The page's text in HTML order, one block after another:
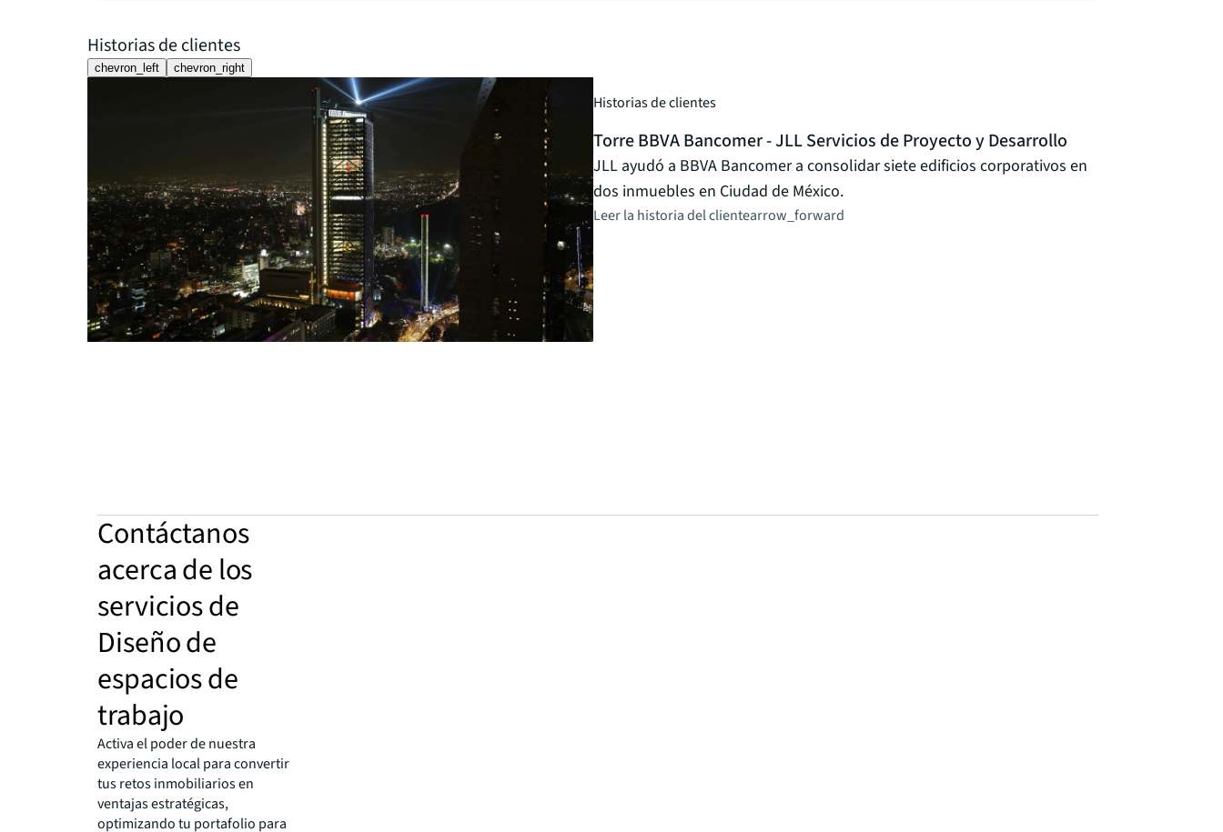
Historias de clientes
chevron_left chevron_right
Historias de clientes
Torre BBVA Bancomer - JLL Servicios de Proyecto y Desarrollo
JLL ayudó a BBVA Bancomer a consolidar siete edificios corporativos en
dos inmuebles en Ciudad de México.
Leer la historia del clientearrow_forward
Contáctanos
acerca de los
servicios de
Diseño de
espacios de
trabajo
Activa el poder de nuestra
experiencia local para convertir
tus retos inmobiliarios en
ventajas estratégicas,
optimizando tu portafolio para